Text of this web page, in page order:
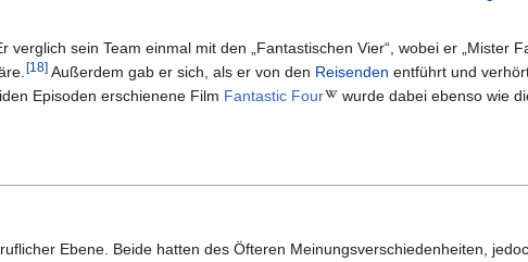
verglich sein Team einmal mit den „Fantastischen Vier“, wobei er „Mister
[18] Außerdem gab er sich, als er von den Reisenden entführt und
Episoden erschienene Film Fantastic Four wurde dabei ebenso wie
Ebene. Beide hatten des Öfteren Meinungsverschiedenheiten,